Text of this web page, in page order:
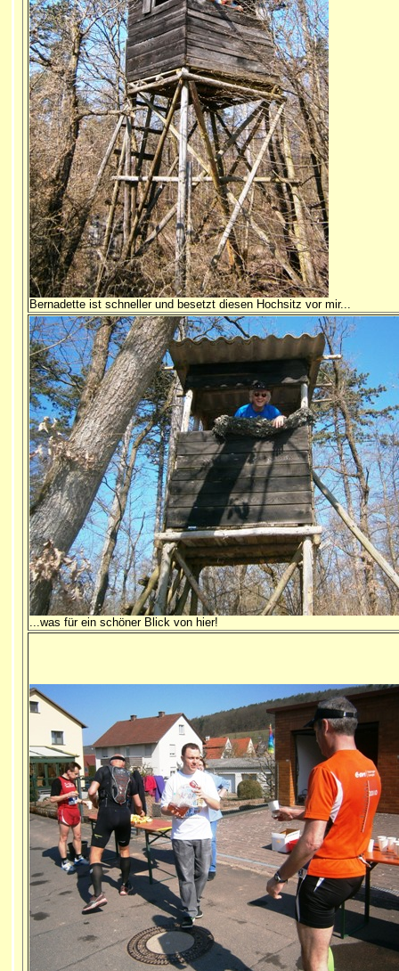
Bernadette ist schneller und besetzt diesen Hochsitz vor mir...
...was für ein schöner Blick von hier!